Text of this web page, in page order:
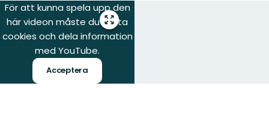
Gå
till
För att kunna spela upp den
här videon måste du tillåta
cookies och dela information
med YouTube.
Acceptera